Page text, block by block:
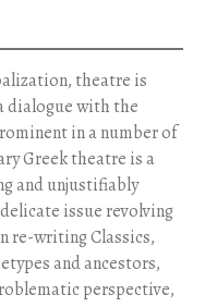
theatre is
dialogue with the
in a number of
Greek theatre is a
and unjustifiably
issue revolving
re-writing Classics,
and ancestors,
perspective,